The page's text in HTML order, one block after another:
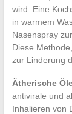
wird. Eine
in warmem
Nasenspray
Diese
zur Linderung
Ätherische
antivirale und
Inhalieren von